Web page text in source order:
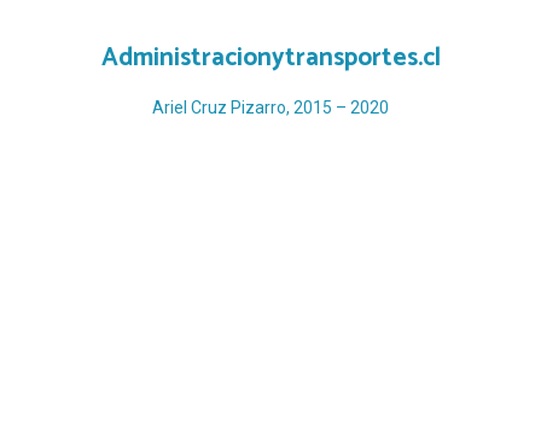
Administracionytransportes.cl
Ariel Cruz Pizarro, 2015 – 2020